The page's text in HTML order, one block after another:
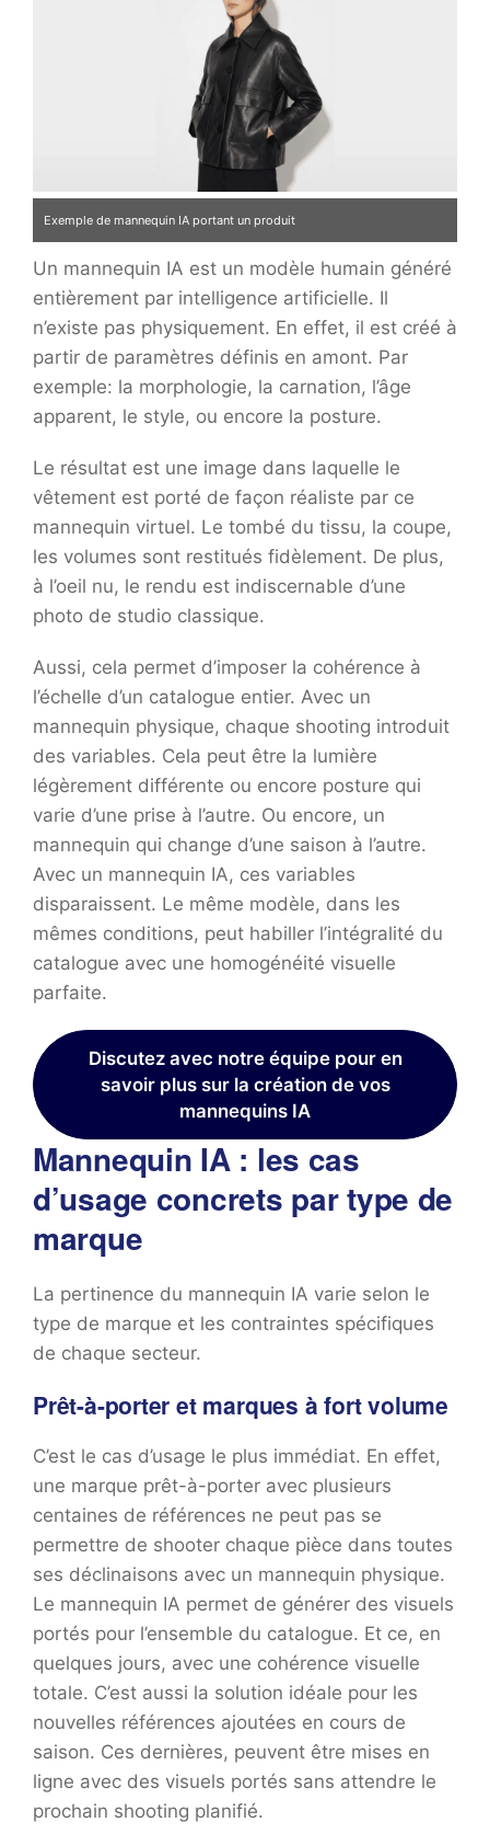
Exemple de mannequin IA portant un produit
Un mannequin IA est un modèle humain généré
entièrement par intelligence artificielle. Il
n’existe pas physiquement. En effet, il est créé à
partir de paramètres définis en amont. Par
exemple: la morphologie, la carnation, l’âge
apparent, le style, ou encore la posture.
Le résultat est une image dans laquelle le
vêtement est porté de façon réaliste par ce
mannequin virtuel. Le tombé du tissu, la coupe,
les volumes sont restitués fidèlement. De plus,
à l’oeil nu, le rendu est indiscernable d’une
photo de studio classique.
Aussi, cela permet d’imposer la cohérence à
l’échelle d’un catalogue entier. Avec un
mannequin physique, chaque shooting introduit
des variables. Cela peut être la lumière
légèrement différente ou encore posture qui
varie d’une prise à l’autre. Ou encore, un
mannequin qui change d’une saison à l’autre.
Avec un mannequin IA, ces variables
disparaissent. Le même modèle, dans les
mêmes conditions, peut habiller l’intégralité du
catalogue avec une homogénéité visuelle
parfaite.
Discutez avec notre équipe pour en
savoir plus sur la création de vos
mannequins IA
Mannequin IA : les cas
d’usage concrets par type de
marque
La pertinence du mannequin IA varie selon le
type de marque et les contraintes spécifiques
de chaque secteur.
Prêt-à-porter et marques à fort volume
C’est le cas d’usage le plus immédiat. En effet,
une marque prêt-à-porter avec plusieurs
centaines de références ne peut pas se
permettre de shooter chaque pièce dans toutes
ses déclinaisons avec un mannequin physique.
Le mannequin IA permet de générer des visuels
portés pour l’ensemble du catalogue. Et ce, en
quelques jours, avec une cohérence visuelle
totale. C’est aussi la solution idéale pour les
nouvelles références ajoutées en cours de
saison. Ces dernières, peuvent être mises en
ligne avec des visuels portés sans attendre le
prochain shooting planifié.